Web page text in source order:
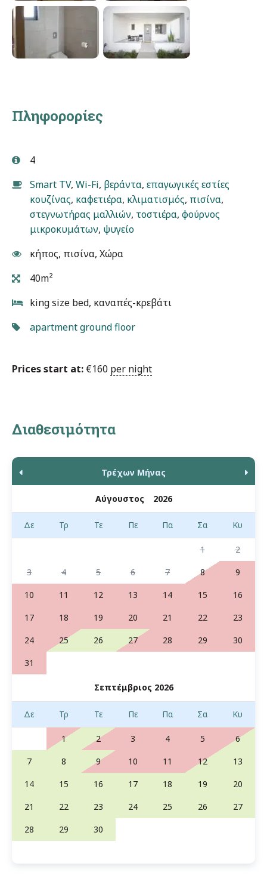
Πληφορορίες
4
Smart TV, Wi-Fi, βεράντα, επαγωγικές εστίες
κουζίνας, καφετιέρα, κλιματισμός, πισίνα,
στεγνωτήρας μαλλιών, τοστιέρα, φούρνος
μικροκυμάτων, ψυγείο
κήπος, πισίνα, Χώρα
40m²
king size bed, καναπές-κρεβάτι
apartment ground floor
Prices start at: €160 per night
Διαθεσιμότητα
Τρέχων Μήνας
Δε Τρ Τε Πε Πα Σα Κυ
1
2
3
4 5 6 7 8
9
10
11 12 13 14 15
16
17
18 19 20 21 22
23
24
25 26 27 28 29
30
31
Σεπτέμβριος 2026
Δε Τρ Τε Πε Πα Σα Κυ
1 2 3 4 5
6
7
8 9 10 11 12
13
14
15 16 17 18 19
20
21
22 23 24 25 26
27
28
29 30